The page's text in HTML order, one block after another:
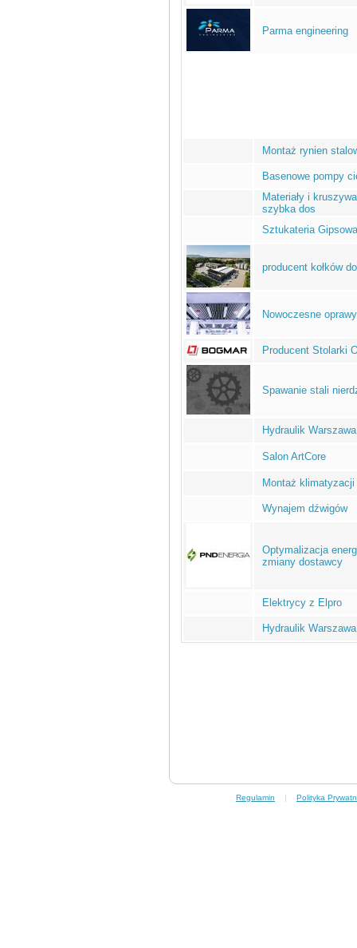
Parma engineering
Montaż rynien
Basenowe pompy
Materiały i
szybka dos
Sztukateria Gipsowa
producent kołków
Nowoczesne
Producent Stolarki
Spawanie stali
Hydraulik Warszawa
Salon ArtCore
Montaż
Wynajem dźwigów
Optymalizacja
zmiany dostawcy
Elektrycy z Elpro
Hydraulik Warszawa
Regulamin | Polityka